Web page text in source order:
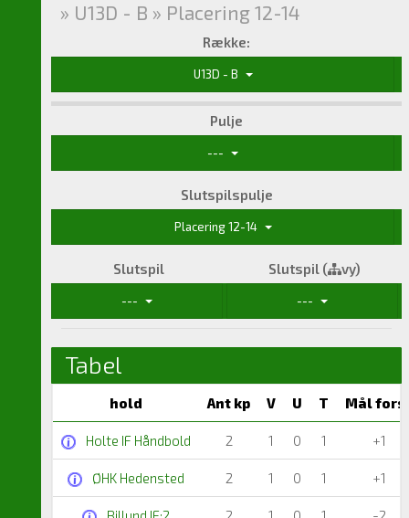
» U13D - B » Placering 12-14
Række:
U13D - B
Pulje
---
Slutspilspulje
Placering 12-14
Slutspil Slutspil ( vy)
--- ---
Tabel
hold Ant kp V U T Mål
Holte IF Håndbold 2 1 0 1 +1
ØHK Hedensted 2 1 0 1 +1